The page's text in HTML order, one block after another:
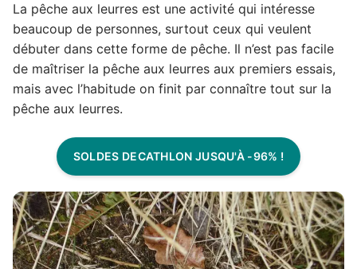
La pêche aux leurres est une activité qui intéresse
beaucoup de personnes, surtout ceux qui veulent
débuter dans cette forme de pêche. Il n’est pas facile
de maîtriser la pêche aux leurres aux premiers essais,
mais avec l’habitude on finit par connaître tout sur la
pêche aux leurres.
SOLDES DECATHLON JUSQU'À -96% !